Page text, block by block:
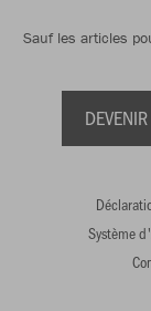
Sauf les articles
Système